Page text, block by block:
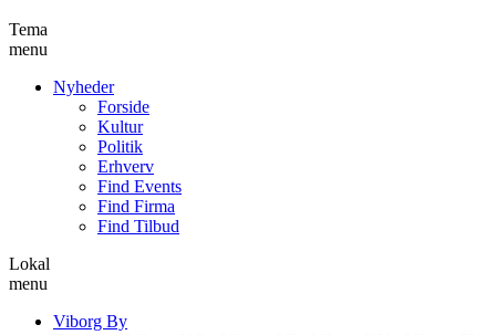
Tema
menu
Nyheder
Forside
Kultur
Politik
Erhverv
Find Events
Find Firma
Find Tilbud
Lokal
menu
Viborg By